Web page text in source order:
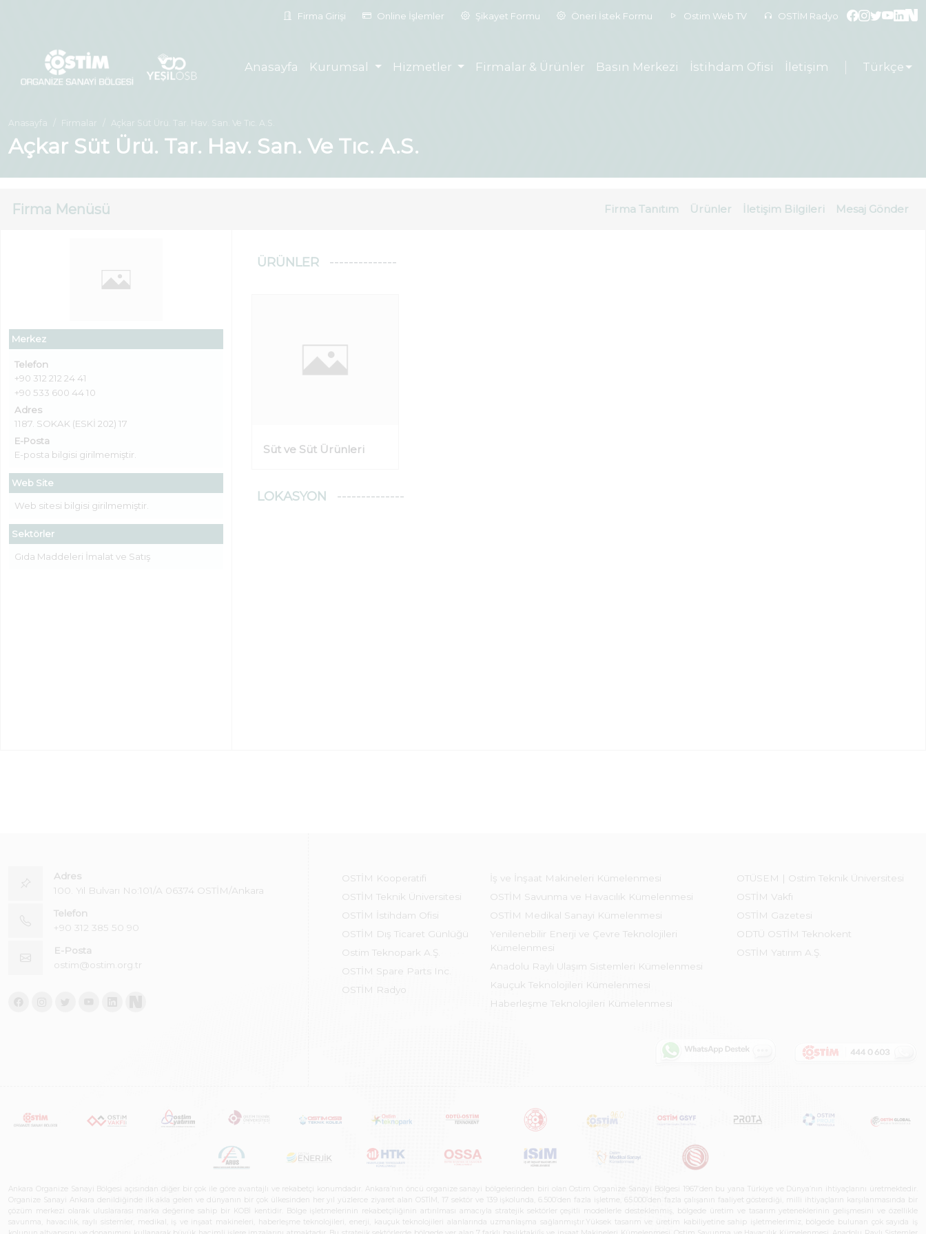
Firma Girişi Online İşlemler Şikayet Formu Öneri İstek Formu Ostim Web TV OSTİM Radyo
Anasayfa Kurumsal Hizmetler Firmalar & Ürünler Basın Merkezi İstihdam Ofisi İletişim Türkçe
Anasayfa Firmalar Açkar Süt Ürü. Tar. Hav. San. Ve Tıc. A.S.
Açkar Süt Ürü. Tar. Hav. San. Ve Tıc. A.S.
Firma Menüsü Firma Tanıtım Ürünler İletişim Bilgileri Mesaj Gönder
Merkez
Telefon
+90 312 212 24 41
+90 533 600 44 10
Adres
1187. SOKAK (ESKİ 202) 17
E-Posta
E-posta bilgisi girilmemiştir.
Web Site
Web sitesi bilgisi girilmemiştir.
Sektörler
Gıda Maddeleri İmalat ve Satış
ÜRÜNLER
Süt ve Süt Ürünleri
LOKASYON
Adres
100. Yıl Bulvarı No:101/A 06374 OSTİM/Ankara
Telefon
+90 312 385 50 90
E-Posta
ostim@ostim.org.tr
OSTİM Kooperatifi
OSTİM Teknik Üniversitesi
OSTİM İstihdam Ofisi
OSTİM Dış Ticaret Günlüğü
Ostim Teknopark A.Ş.
OSTİM Spare Parts Inc.
OSTİM Radyo
İş ve İnşaat Makineleri Kümelenmesi
OSTİM Savunma ve Havacılık Kümelenmesi
OSTİM Medikal Sanayi Kümelenmesi
Yenilenebilir Enerji ve Çevre Teknolojileri
Kümelenmesi
Anadolu Raylı Ulaşım Sistemleri Kümelenmesi
Kauçuk Teknolojileri Kümelenmesi
Haberleşme Teknolojileri Kümelenmesi
OTÜSEM | Ostim Teknik Üniversitesi
OSTİM Vakfı
OSTİM Gazetesi
ODTÜ OSTİM Teknokent
OSTİM Yatırım A.Ş.
Ankara Organize Sanayi Bölgesi açısından diğer bir çok ile göre avantajlı ve rekabetçi konumdadır. Ankara’nın öncü organize sanayi bölgelerinden biri olan Ostim Organize Sanayi Bölgesi 1967’den bu yana Türkiye ve Dünya’nın ihtiyaçlarını üretmektedir.
Organize Sanayi Ankara denildiğinde ilk akla gelen ve dünyanın bir çok ülkesinden her yıl yüzlerce ziyaret alan OSTİM, 17 sektör ve 139 işkolunda, 6.500’den fazla işletme, 65.000’den fazla çalışanın faaliyet gösterdiği, milli ihtiyaçların karşılanmasında bir
çözüm merkezi olarak uluslararası marka değerine sahip bir KOBİ kentidir. Bölge işletmelerinin rekabetçiliğinin artırılması amacıyla stratejik sektörler çeşitli modellerle desteklenmiş, bölgede üretim ve tasarım yeteneklerinin gelişmesini ve özellikle
savunma, havacılık, raylı sistemler, medikal, iş ve inşaat makineleri, haberleşme teknolojileri, enerji, kauçuk teknolojileri alanlarında uzmanlaşma sağlanmıştır.Yüksek tasarım ve üretim kabiliyetine sahip işletmelerimiz, bölgede bulunan çok sayıda iş